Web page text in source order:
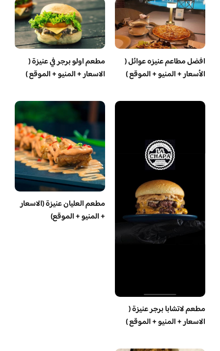
افضل مطاعم عنيزه عوائل (
الأسعار + المنيو + الموقع )
مطعم اولو برجر في عنيزة (
الاسعار + المنيو + الموقع )
مطعم لاتشابا برجر عنيزة (
الاسعار + المنيو + الموقع )
مطعم العليان عنيزة (الاسعار
+ المنيو + الموقع)